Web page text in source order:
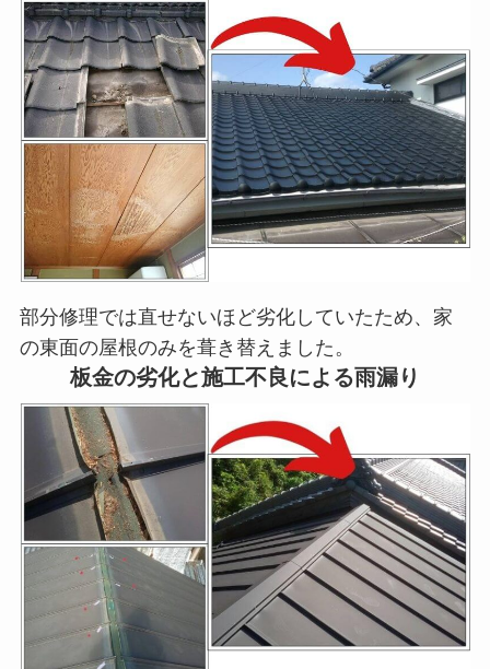
部分修理では直せないほど劣化していたため、家
の東面の屋根のみを葺き替えました。
板金の劣化と施工不良による雨漏り